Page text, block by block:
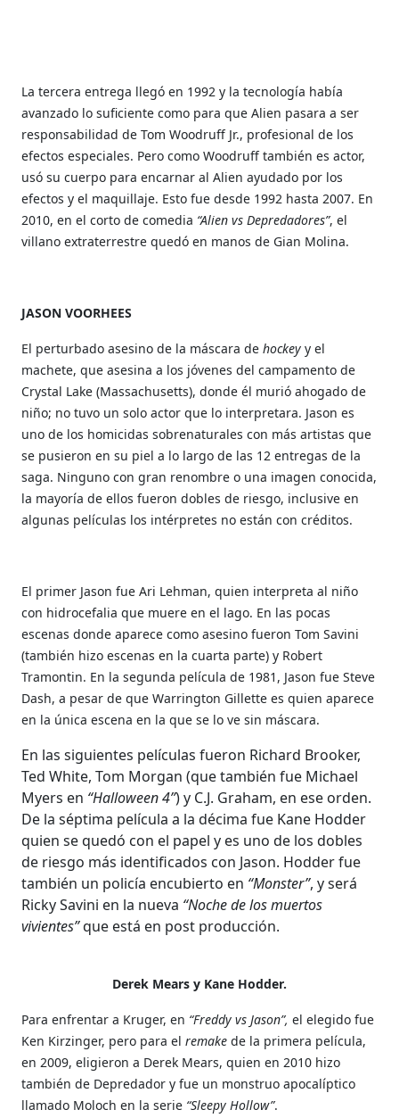
La tercera entrega llegó en 1992 y la tecnología había
avanzado lo suficiente como para que Alien pasara a ser
responsabilidad de Tom Woodruff Jr., profesional de los
efectos especiales. Pero como Woodruff también es actor,
usó su cuerpo para encarnar al Alien ayudado por los
efectos y el maquillaje. Esto fue desde 1992 hasta 2007. En
2010, en el corto de comedia “Alien vs Depredadores”, el
villano extraterrestre quedó en manos de Gian Molina.
JASON VOORHEES
El perturbado asesino de la máscara dehockeyy el
machete, que asesina a los jóvenes del campamento de
Crystal Lake (Massachusetts), donde él murió ahogado de
niño; no tuvo un solo actor que lo interpretara. Jason es
uno de los homicidas sobrenaturales con más artistas que
se pusieron en su piel a lo largo de las 12 entregas de la
saga. Ninguno con gran renombre o una imagen conocida,
la mayoría de ellos fueron dobles de riesgo, inclusive en
algunas películas los intérpretes no están con créditos.
El primer Jason fue Ari Lehman, quien interpreta al niño
con hidrocefalia que muere en el lago. En las pocas
escenas donde aparece como asesino fueron Tom Savini
(también hizo escenas en la cuarta parte) y Robert
Tramontin. En la segunda película de 1981, Jason fue Steve
Dash, a pesar de que Warrington Gillette es quien aparece
en la única escena en la que se lo ve sin máscara.
En las siguientes películas fueron Richard Brooker,
Ted White, Tom Morgan (que también fue Michael
Myers en “Halloween 4”) y C.J. Graham, en ese orden.
De la séptima película a la décima fue Kane Hodder
quien se quedó con el papel y es uno de los dobles
de riesgo más identificados con Jason. Hodder fue
también un policía encubierto en “Monster”, y será
Ricky Savini en la nueva “Noche de los muertos
vivientes”que está en post producción.
Derek Mears y Kane Hodder.
Para enfrentar a Kruger, en “Freddy vs Jason”,el elegido fue
Ken Kirzinger, pero para elremakede la primera película,
en 2009, eligieron a Derek Mears, quien en 2010 hizo
también de Depredador y fue un monstruo apocalíptico
llamado Moloch en la serie “Sleepy Hollow”.